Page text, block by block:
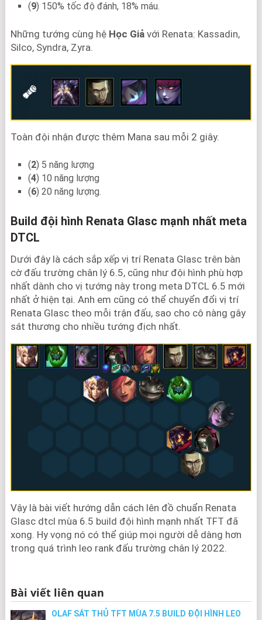
(9) 150% tốc độ đánh, 18% máu.
Những tướng cùng hệ Học Giảvới Renata: Kassadin,
Silco, Syndra, Zyra.
Toàn đội nhận được thêm Mana sau mỗi 2 giây.
(2) 5 năng lượng
(4) 10 năng lượng
(6) 20 năng lượng.
Build đội hình Renata Glasc mạnh nhất meta
DTCL
Dưới đây là cách sắp xếp vị trí Renata Glasc trên bàn
cờ đấu trường chân lý 6.5, cũng như đội hình phù hợp
nhất dành cho vị tướng này trong meta DTCL 6.5 mới
nhất ở hiện tại. Anh em cũng có thể chuyển đổi vị trí
Renata Glasc theo mỗi trận đấu, sao cho cô nàng gây
sát thương cho nhiều tướng địch nhất.
Vậy là bài viết hướng dẫn cách lên đồ chuẩn Renata
Glasc dtcl mùa 6.5 build đội hình mạnh nhất TFT đã
xong. Hy vọng nó có thể giúp mọi người dễ dàng hơn
trong quá trình leo rank đấu trường chân lý 2022.
Bài viết liên quan
OLAF SÁT THỦ TFT MÙA 7.5 BUILD ĐỘI HÌNH LEO